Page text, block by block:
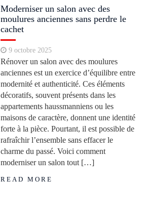
Moderniser un salon avec des
moulures anciennes sans perdre le
cachet
9 octobre 2025
Rénover un salon avec des moulures
anciennes est un exercice d’équilibre entre
modernité et authenticité. Ces éléments
décoratifs, souvent présents dans les
appartements haussmanniens ou les
maisons de caractère, donnent une identité
forte à la pièce. Pourtant, il est possible de
rafraîchir l’ensemble sans effacer le
charme du passé. Voici comment
moderniser un salon tout […]
READ MORE